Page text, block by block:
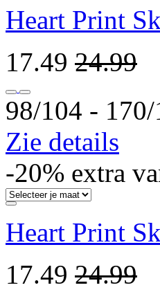
Heart Print
17.49 24.99
98/104 ‐
Zie details
-20% extra
Heart Print
17.49 24.99